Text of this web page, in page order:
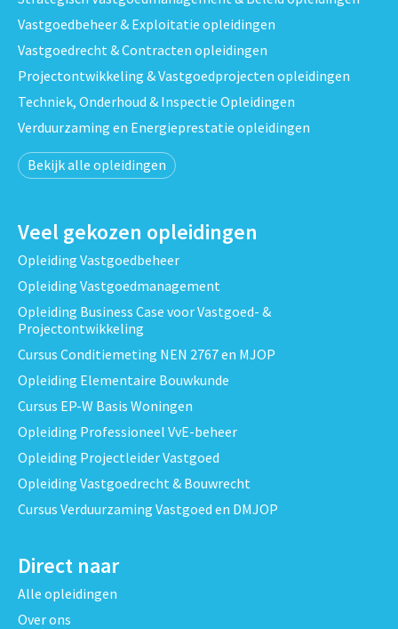
Vastgoedbeheer & Exploitatie opleidingen
Vastgoedrecht & Contracten opleidingen
Projectontwikkeling & Vastgoedprojecten opleidingen
Techniek, Onderhoud & Inspectie Opleidingen
Verduurzaming en Energieprestatie opleidingen
Bekijk alle opleidingen
Veel gekozen opleidingen
Opleiding Vastgoedbeheer
Opleiding Vastgoedmanagement
Opleiding Business Case voor Vastgoed- &
Projectontwikkeling
Cursus Conditiemeting NEN 2767 en MJOP
Opleiding Elementaire Bouwkunde
Cursus EP-W Basis Woningen
Opleiding Professioneel VvE-beheer
Opleiding Projectleider Vastgoed
Opleiding Vastgoedrecht & Bouwrecht
Cursus Verduurzaming Vastgoed en DMJOP
Direct naar
Alle opleidingen
Over ons